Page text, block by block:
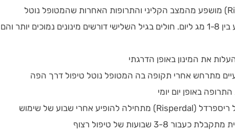
המינון הטיפולי של הכדורים נע בין 1-8 מג ליום. חולים בגיל השלישי דורשים מינונים נמוכים יותר והם
את המינון באופן הדרגתי
מתרחש אחרי תקופה בה המטופל נוטל טיפול דרך הפה
באופן יום יומי
ההשפעה האנטי פסיכוטית של ריספרדל (Risperdal) מתחילה להופיע אחרי שבוע של שימוש
8 שבועות של טיפול רצוף